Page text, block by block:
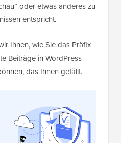
oder etwas anderes zu
entspricht.
Ihnen, wie Sie das Präfix
Beiträge in WordPress
das Ihnen gefällt.